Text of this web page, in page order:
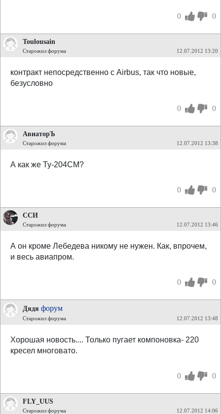
0 0
Toulousain
Старожил форума 12.07.2012 13:20
контракт непосредственно с Airbus, так что новые,
безусловно
0 0
АвиаторЪ
Старожил форума 12.07.2012 13:38
А как же Ту-204СМ?
0 0
ССИ
Старожил форума 12.07.2012 13:46
А он кроме Лебедева никому не нужен. Как, впрочем,
и весь авиапром.
0 0
Дядя форум
Старожил форума 12.07.2012 13:48
Хорошая новость.... Только пугает компоновка- 220
кресел многовато.
0 0
FLY_UUS
Старожил форума 12.07.2012 14:06